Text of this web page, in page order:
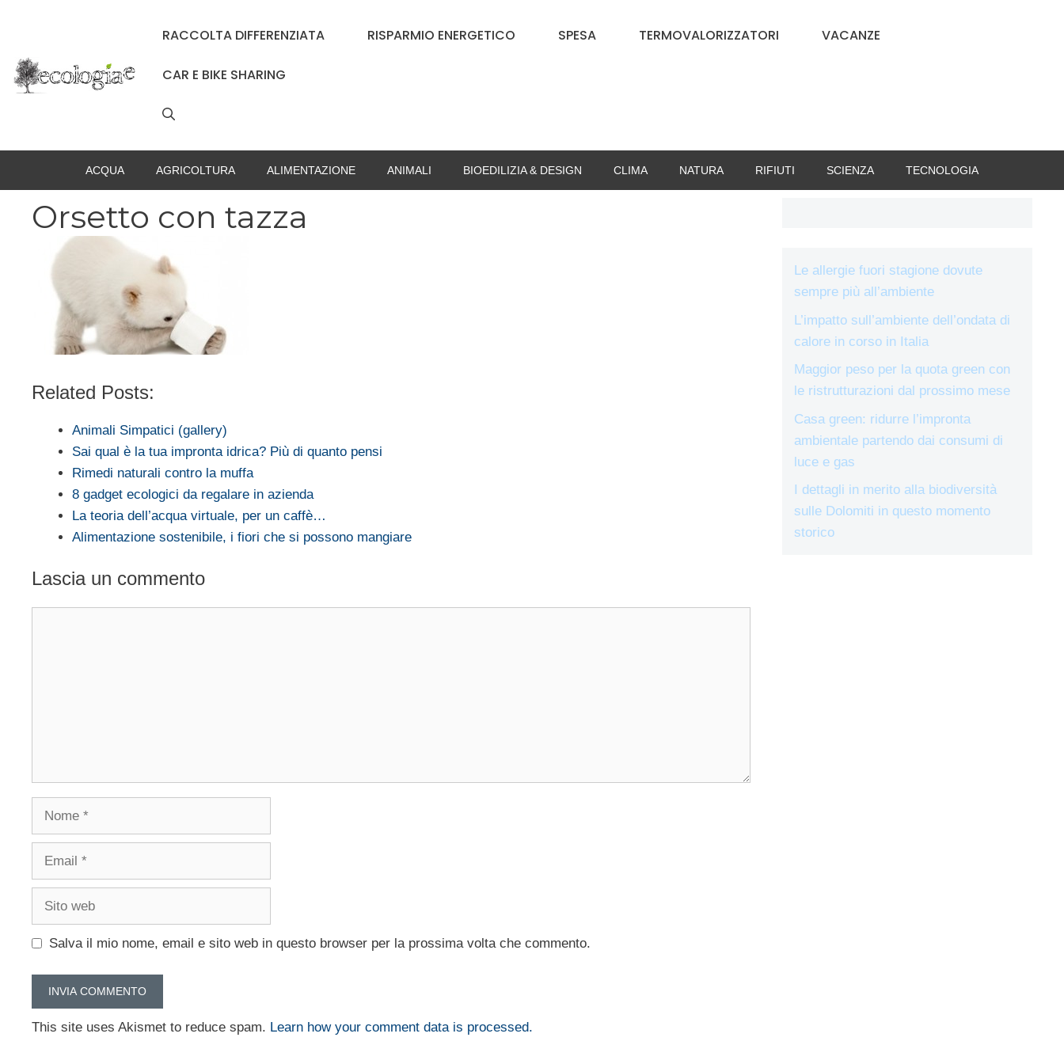
RACCOLTA DIFFERENZIATA RISPARMIO ENERGETICO SPESA TERMOVALORIZZATORI VACANZE
CAR E BIKE SHARING
ACQUA AGRICOLTURA ALIMENTAZIONE ANIMALI BIOEDILIZIA & DESIGN CLIMA NATURA RIFIUTI SCIENZA TECNOLOGIA
Orsetto con tazza
Related Posts:
Animali Simpatici (gallery)
Sai qual è la tua impronta idrica? Più di quanto pensi
Rimedi naturali contro la muffa
8 gadget ecologici da regalare in azienda
La teoria dell’acqua virtuale, per un caffè…
Alimentazione sostenibile, i fiori che si possono mangiare
Lascia un commento
Nome
Email
Sito
Salva il mio nome, email e sito web in questo browser per la prossima volta che commento.
This site uses Akismet to reduce spam. Learn how your comment data is processed.
Le allergie fuori stagione dovute
sempre più all’ambiente
L’impatto sull’ambiente dell’ondata di
calore in corso in Italia
Maggior peso per la quota green con
le ristrutturazioni dal prossimo mese
Casa green: ridurre l’impronta
ambientale partendo dai consumi di
luce e gas
I dettagli in merito alla biodiversità
sulle Dolomiti in questo momento
storico